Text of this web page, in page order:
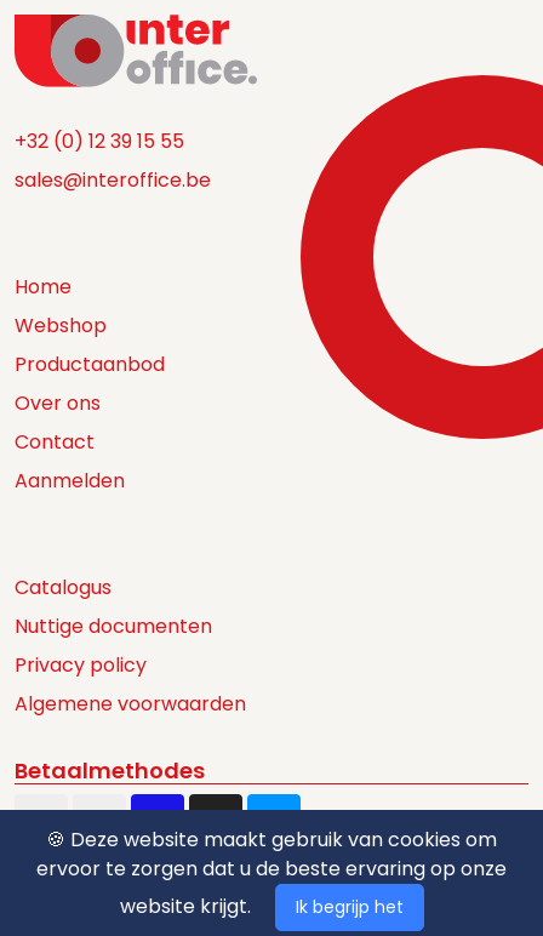
+32 (0) 12 39 15 55
sales@interoffice.be
Home
Webshop
Productaanbod
Over ons
Contact
Aanmelden
Catalogus
Nuttige documenten
Privacy policy
Algemene voorwaarden
Betaalmethodes
🍪 Deze website maakt gebruik van cookies om
ervoor te zorgen dat u de beste ervaring op onze
website krijgt.
Ik begrijp het